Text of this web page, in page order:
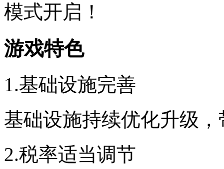
模式开启！
游戏特色
1.基础设施完善
基础设施持续优化升级
2.税率适当调节